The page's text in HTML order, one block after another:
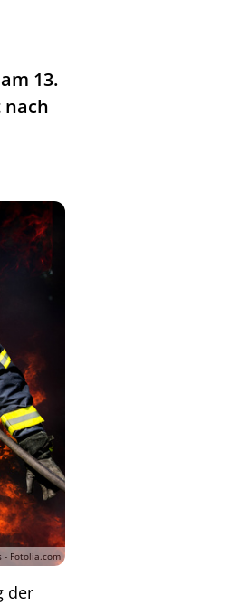
13.
nach
- Fotolia.com
der